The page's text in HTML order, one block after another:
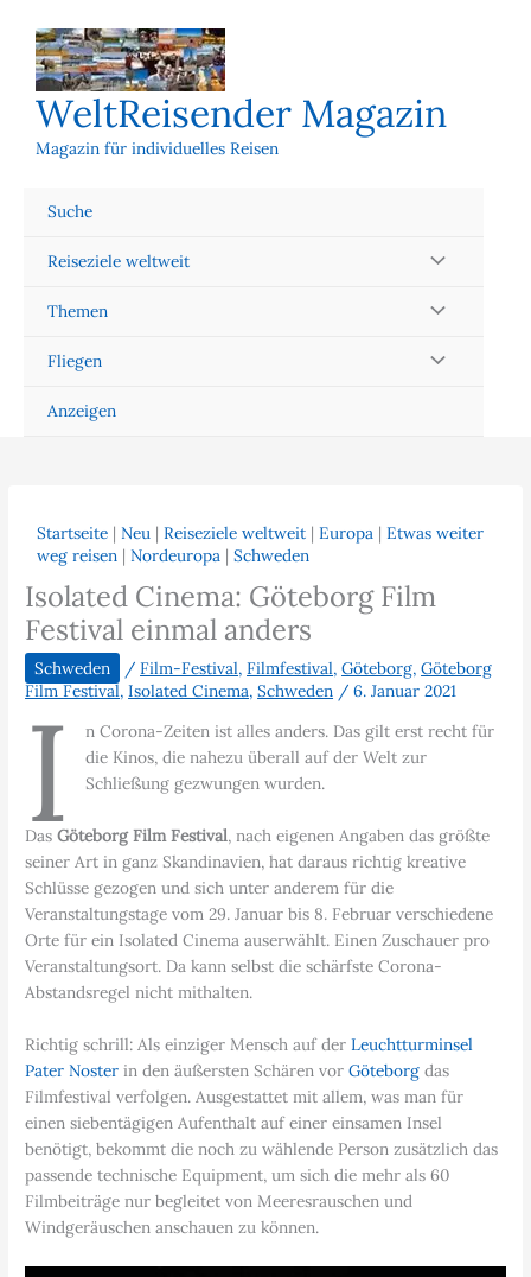
Inhalt
springen
WeltReisender Magazin
Magazin für individuelles Reisen
Suche
Reiseziele weltweit
Themen
Fliegen
Anzeigen
Startseite |Neu |Reiseziele weltweit |Europa |Etwas weiter
weg reisen |Nordeuropa |Schweden
Isolated Cinema: Göteborg Film
Festival einmal anders
Schweden /Film-Festival,Filmfestival,Göteborg,Göteborg
Film Festival,Isolated Cinema,Schweden /6. Januar 2021
I
n Corona-Zeiten ist alles anders. Das gilt erst recht für
die Kinos, die nahezu überall auf der Welt zur
Schließung gezwungen wurden.
DasGöteborg Film Festival, nach eigenen Angaben das größte
seiner Art in ganz Skandinavien, hat daraus richtig kreative
Schlüsse gezogen und sich unter anderem für die
Veranstaltungstage vom 29. Januar bis 8. Februar verschiedene
Orte für ein Isolated Cinema auserwählt. Einen Zuschauer pro
Veranstaltungsort. Da kann selbst die schärfste Corona-
Abstandsregel nicht mithalten.
Richtig schrill: Als einziger Mensch auf derLeuchtturminsel
Pater Noster in den äußersten Schären vorGöteborg das
Filmfestival verfolgen. Ausgestattet mit allem, was man für
einen siebentägigen Aufenthalt auf einer einsamen Insel
benötigt, bekommt die noch zu wählende Person zusätzlich das
passende technische Equipment, um sich die mehr als 60
Filmbeiträge nur begleitet von Meeresrauschen und
Windgeräuschen anschauen zu können.